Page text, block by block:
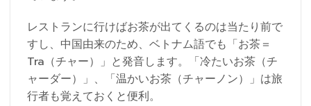
レストランに行けばお茶が出てくるのは当たり前で
すし、中国由来のため、ベトナム語でも「お茶＝
Tra（チャー）」と発音します。「冷たいお茶（チ
ャーダー）」、「温かいお茶（チャーノン）」は旅
行者も覚えておくと便利。